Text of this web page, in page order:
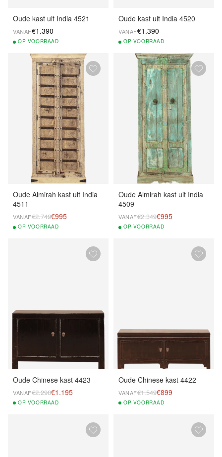
Oude kast uit India 4521
VANAF€1.390
OP VOORRAAD
Oude kast uit India 4520
VANAF€1.390
OP VOORRAAD
Oude Almirah kast uit India
4511
VANAF€2.749€995
OP VOORRAAD
Oude Almirah kast uit India
4509
VANAF€2.349€995
OP VOORRAAD
Oude Chinese kast 4423
VANAF€2.290€1.195
OP VOORRAAD
Oude Chinese kast 4422
VANAF€1.549€899
OP VOORRAAD